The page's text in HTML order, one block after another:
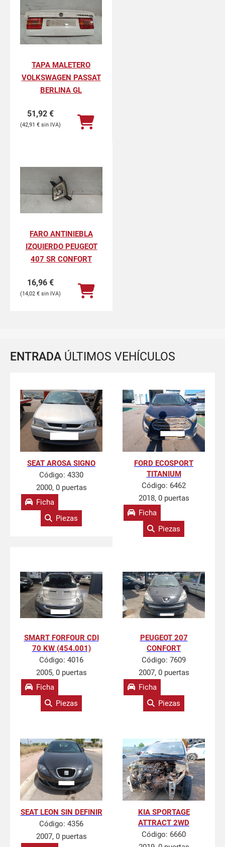
TAPA MALETERO
VOLKSWAGEN PASSAT
BERLINA GL
51,92 €
42,91 €
FARO ANTINIEBLA
IZQUIERDO PEUGEOT
407 SR CONFORT
16,96 €
14,02 €
ENTRADA ÚLTIMOS VEHÍCULOS
SEAT AROSA SIGNO
Código: 4330
2000, 0 puertas
Ficha
Piezas
FORD ECOSPORT
TITANIUM
Código: 6462
2018, 0 puertas
Ficha
Piezas
SMART FORFOUR CDI
70 KW (454.001)
Código: 4016
2005, 0 puertas
Ficha
Piezas
PEUGEOT 207
CONFORT
Código: 7609
2007, 0 puertas
Ficha
Piezas
SEAT LEON SIN DEFINIR
Código: 4356
2007, 0 puertas
KIA SPORTAGE
ATTRACT 2WD
Código: 6660